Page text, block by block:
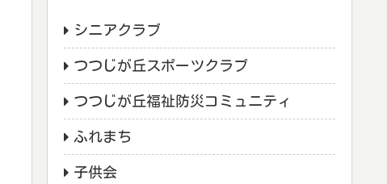
シニアクラブ
つつじが丘スポーツクラブ
つつじが丘福祉防災コミュニティ
ふれまち
子供会